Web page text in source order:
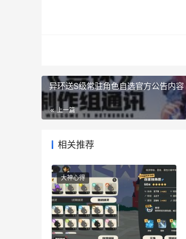
异环送S级常驻角色自选官方公告内容
上一篇
相关推荐
大神心得